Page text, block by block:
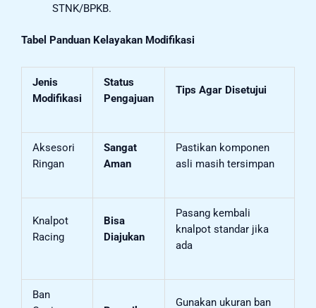
STNK/BPKB.
Tabel Panduan Kelayakan Modifikasi
Jenis
Modifikasi
Status
Pengajuan
Tips Agar Disetujui
Aksesori
Ringan
Sangat
Aman
Pastikan komponen
asli masih tersimpan
Knalpot
Racing
Bisa
Diajukan
Pasang kembali
knalpot standar jika
ada
Ban
Gunakan ukuran ban